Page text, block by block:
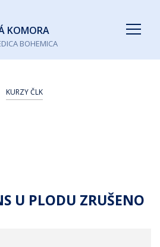
KOMORA
BOHEMICA
KURZY ČLK
U PLODU ZRUŠENO